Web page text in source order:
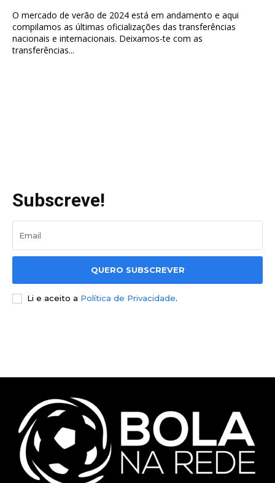
O mercado de verão de 2024 está em andamento e aqui
compilamos as últimas oficializações das transferências
nacionais e internacionais. Deixamos-te com as
transferências...
Subscreve!
QUERO SUBSCREVER
Li e aceito a Política de Privacidade.